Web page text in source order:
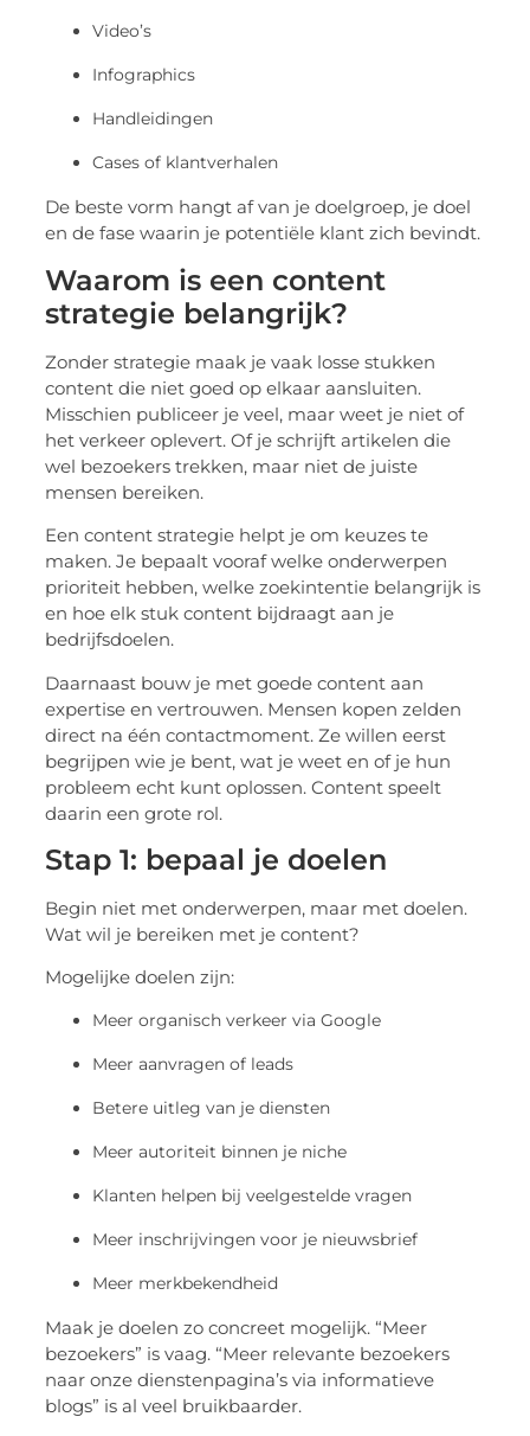
Video’s
Infographics
Handleidingen
Cases of klantverhalen
De beste vorm hangt af van je doelgroep, je doel
en de fase waarin je potentiële klant zich bevindt.
Waarom is een content
strategie belangrijk?
Zonder strategie maak je vaak losse stukken
content die niet goed op elkaar aansluiten.
Misschien publiceer je veel, maar weet je niet of
het verkeer oplevert. Of je schrijft artikelen die
wel bezoekers trekken, maar niet de juiste
mensen bereiken.
Een content strategie helpt je om keuzes te
maken. Je bepaalt vooraf welke onderwerpen
prioriteit hebben, welke zoekintentie belangrijk is
en hoe elk stuk content bijdraagt aan je
bedrijfsdoelen.
Daarnaast bouw je met goede content aan
expertise en vertrouwen. Mensen kopen zelden
direct na één contactmoment. Ze willen eerst
begrijpen wie je bent, wat je weet en of je hun
probleem echt kunt oplossen. Content speelt
daarin een grote rol.
Stap 1: bepaal je doelen
Begin niet met onderwerpen, maar met doelen.
Wat wil je bereiken met je content?
Mogelijke doelen zijn:
Meer organisch verkeer via Google
Meer aanvragen of leads
Betere uitleg van je diensten
Meer autoriteit binnen je niche
Klanten helpen bij veelgestelde vragen
Meer inschrijvingen voor je nieuwsbrief
Meer merkbekendheid
Maak je doelen zo concreet mogelijk. “Meer
bezoekers” is vaag. “Meer relevante bezoekers
naar onze dienstenpagina’s via informatieve
blogs” is al veel bruikbaarder.